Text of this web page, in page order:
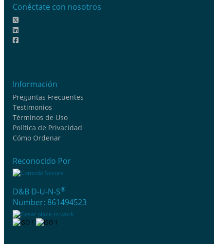
Conéctate con nosotros
Información
Preguntas Frecuentes
Testimonios
Términos de Uso
Política de Privacidad
Cómo Ordenar
Reconocido Por
D&B D-U-N-S®
Number: 861494523